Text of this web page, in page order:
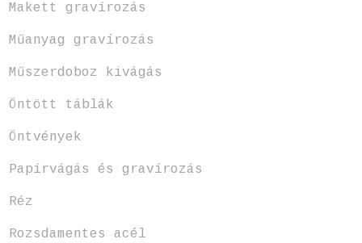
Makett gravírozás
Műanyag gravírozás
Műszerdoboz kivágás
Öntött táblák
Öntvények
Papírvágás és gravírozás
Réz
Rozsdamentes acél